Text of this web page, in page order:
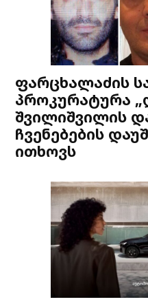
ფარცხალაძის
პროკურატურა
შვილიშვილის
ჩვენებების
ითხოვს